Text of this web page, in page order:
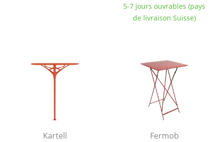
Rangements
Étagères murales
5-7 jours ouvrables (pays
de livraison Suisse)
Kartell Fermob